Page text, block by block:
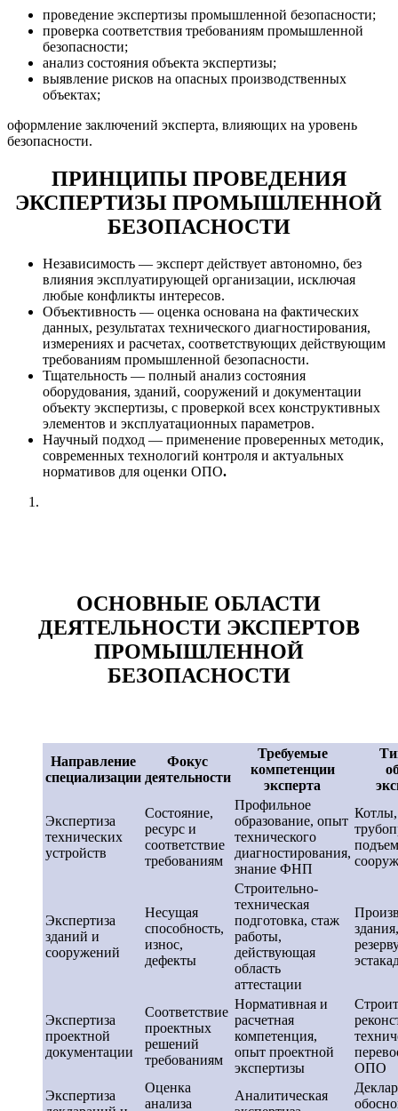
проведение экспертизы промышленной безопасности;
проверка соответствия требованиям промышленной
безопасности;
анализ состояния объекта экспертизы;
выявление рисков на опасных производственных
объектах;
оформление заключений эксперта, влияющих на уровень
безопасности.
ПРИНЦИПЫ ПРОВЕДЕНИЯ
ЭКСПЕРТИЗЫ ПРОМЫШЛЕННОЙ
БЕЗОПАСНОСТИ
Независимость — эксперт действует автономно, без
влияния эксплуатирующей организации, исключая
любые конфликты интересов.
Объективность — оценка основана на фактических
данных, результатах технического диагностирования,
измерениях и расчетах, соответствующих действующим
требованиям промышленной безопасности.
Тщательность — полный анализ состояния
оборудования, зданий, сооружений и документации
объекту экспертизы, с проверкой всех конструктивных
элементов и эксплуатационных параметров.
Научный подход — применение проверенных методик,
современных технологий контроля и актуальных
нормативов для оценки ОПО.
ОСНОВНЫЕ ОБЛАСТИ
ДЕЯТЕЛЬНОСТИ ЭКСПЕРТОВ
ПРОМЫШЛЕННОЙ
БЕЗОПАСНОСТИ
Направление
специализации
Фокус
деятельности
Требуемые
компетенции
эксперта
Экспертиза
технических
устройств
Состояние,
ресурс и
соответствие
требованиям
Профильное
образование, опыт
технического
диагностирования,
знание ФНП
Экспертиза
зданий и
сооружений
Несущая
способность,
износ,
дефекты
Строительно-
техническая
подготовка, стаж
работы,
действующая
область
аттестации
здания,
Экспертиза
проектной
документации
Соответствие
проектных
решений
требованиям
Нормативная и
расчетная
компетенция,
опыт проектной
экспертизы
ОПО
Экспертиза
Оценка
анализа
Аналитическая